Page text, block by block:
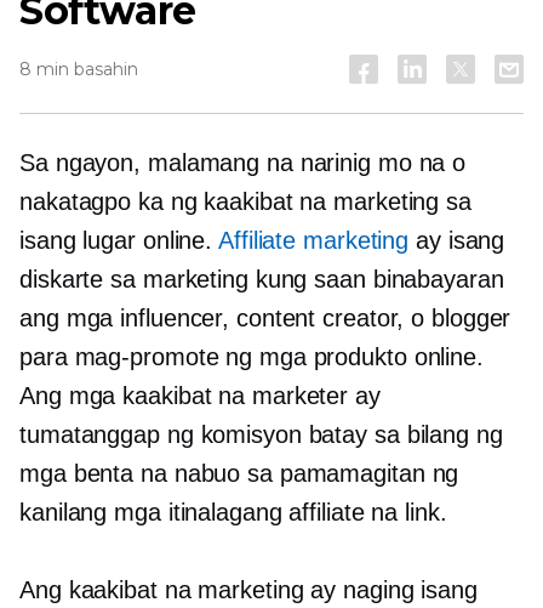
Software
8 min basahin
Sa ngayon, malamang na narinig mo na o
nakatagpo ka ng kaakibat na marketing sa
isang lugar online. Affiliate marketing ay isang
diskarte sa marketing kung saan binabayaran
ang mga influencer, content creator, o blogger
para mag-promote ng mga produkto online.
Ang mga kaakibat na marketer ay
tumatanggap ng komisyon batay sa bilang ng
mga benta na nabuo sa pamamagitan ng
kanilang mga itinalagang affiliate na link.
Ang kaakibat na marketing ay naging isang